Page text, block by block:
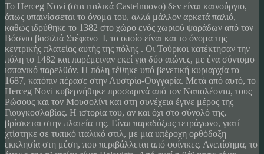
Το Herceg Novi (στα ιταλικά Castelnuovo) δεν είναι καινούργιο,
όπως υπαινίσσεται το όνομα του, αλλά μάλλον αρκετά παλιό,
καθώς ιδρύθηκε το 1382 στο χώρο ενός χωριού ψαράδων από τον
Βόσνιο βασιλιά Στέφανο I, το οποίο είναι και το όνομα της
κεντρικής πλατείας αυτής της πόλης . Οι Τούρκοι κατέκτησαν την
πόλη το 1482 και παρέμειναν εκεί για δύο αιώνες, με ένα σύντομο
ισπανικό παρελθόν. Η πόλη τέθηκε υπό βενετική κυριαρχία το
1687, κατόπιν πέρασε στην Αυστρία-Ουγγαρία. Μετά από αυτό, το
Herceg Novi κυβερνήθηκε προσωρινά από τον Ναπολέοντα, τους
Ρώσους και τον Μουσολίνι και στη συνέχεια έγινε μέρος της
Γιουγκοσλαβίας. Η ιστορία του, αν και όχι στο σύνολό της,
βρίσκεται στην πλατεία της. Είναι παραδόξως τετράγωνο, γιατί
χτίστηκε σε τυπικό ιταλικό στιλ, με μια υπέροχη ορθόδοξη
εκκλησία στη μέση, που περιβάλλεται από φοίνικες. Ανεπίσημα, το